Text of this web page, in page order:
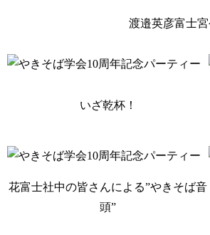
渡邉英彦富士
いざ乾杯！
花富士社中の皆さんによる”やきそば音
頭”